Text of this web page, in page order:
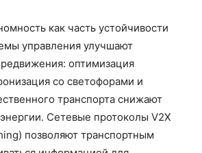
как часть устойчивости
управления улучшают
оптимизация
со светофорами и
транспорта снижают
Сетевые протоколы V2X
позволяют транспортным